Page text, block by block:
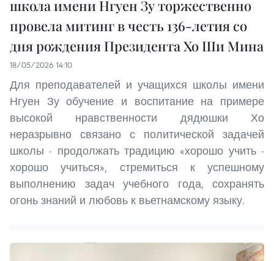
школа имени Нгуен Зу торжественно
провела митинг в честь 136-летия со
дня рождения Президента Хо Ши Мина
18/05/2026 14:10
Для преподавателей и учащихся школы имени
Нгуен Зу обучение и воспитание на примере
высокой нравственности дядюшки Хо
неразрывно связано с политической задачей
школы - продолжать традицию «хорошо учить -
хорошо учиться», стремиться к успешному
выполнению задач учебного года, сохранять
огонь знаний и любовь к вьетнамскому языку.